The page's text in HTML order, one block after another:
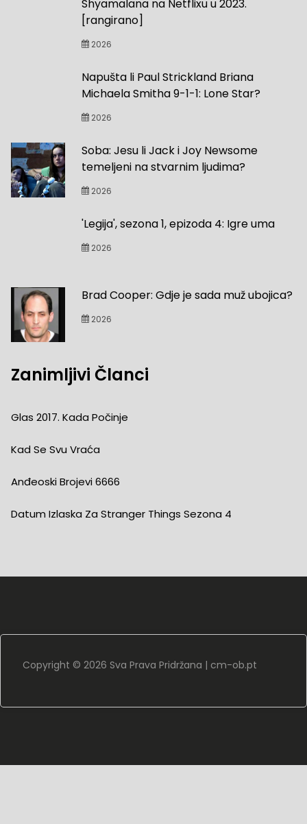
Shyamalana na Netflixu u 2023.
[rangirano]
2026
Napušta li Paul Strickland Briana
Michaela Smitha 9-1-1: Lone Star?
2026
Soba: Jesu li Jack i Joy Newsome
temeljeni na stvarnim ljudima?
2026
'Legija', sezona 1, epizoda 4: Igre uma
2026
Brad Cooper: Gdje je sada muž ubojica?
2026
Zanimljivi Članci
Glas 2017. Kada Počinje
Kad Se Svu Vraća
Anđeoski Brojevi 6666
Datum Izlaska Za Stranger Things Sezona 4
Copyright © 2026 Sva Prava Pridržana | cm-ob.pt